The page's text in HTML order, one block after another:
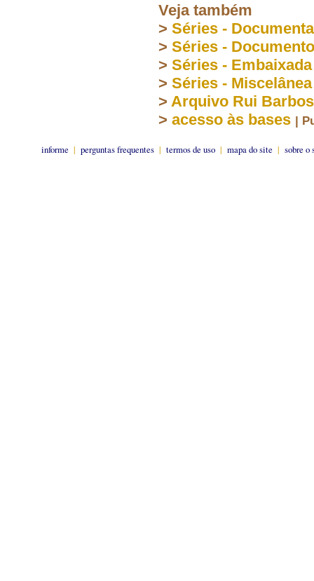
Veja também
> Séries -
> Séries -
> Séries -
> Séries - Miscelânea
> Arquivo Rui
> acesso às bases |
informe | perguntas frequentes | termos de uso | mapa do site | sobre o